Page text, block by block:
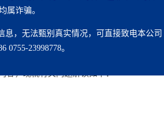
）进行了修订，并制定了《海关认证
和准确把握《海关总署关于公布〈海
属诈骗。
息，无法甄别真实情况，可直接致电本公司
0755-23998778。